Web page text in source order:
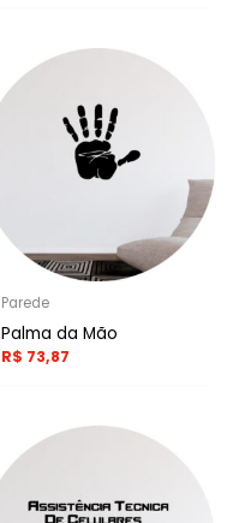
Parede
Palma da Mão
R$ 73,87